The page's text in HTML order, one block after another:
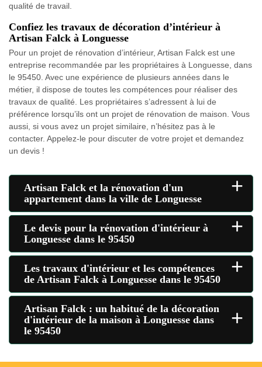
qualité de travail.
Confiez les travaux de décoration d’intérieur à
Artisan Falck à Longuesse
Pour un projet de rénovation d’intérieur, Artisan Falck est une
entreprise recommandée par les propriétaires à Longuesse, dans
le 95450. Avec une expérience de plusieurs années dans le
métier, il dispose de toutes les compétences pour réaliser des
travaux de qualité. Les propriétaires s’adressent à lui de
préférence lorsqu’ils ont un projet de rénovation de maison. Vous
aussi, si vous avez un projet similaire, n’hésitez pas à le
contacter. Appelez-le pour discuter de votre projet et demandez
un devis !
Artisan Falck et la rénovation d'un
appartement dans la ville de Longuesse
+
Le devis pour la rénovation d'intérieur à
Longuesse dans le 95450
+
Les travaux d'intérieur et les compétences
de Artisan Falck à Longuesse dans le 95450
+
Artisan Falck : un habitué de la décoration
d'intérieur de la maison à Longuesse dans
le 95450
+